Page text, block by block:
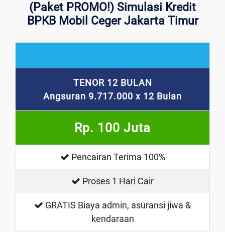
(Paket PROMO!) Simulasi Kredit
BPKB Mobil Ceger Jakarta Timur
TENOR 12 BULAN
Angsuran 9.717.000 x 12 Bulan
Rp. 100 Juta
Pencairan Terima 100%
Proses 1 Hari Cair
GRATIS Biaya admin, asuransi jiwa &
kendaraan